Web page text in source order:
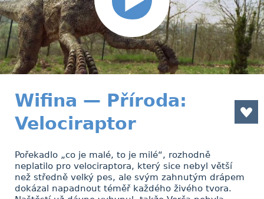
Wifina — Příroda:
Velociraptor
Pořekadlo „co je malé, to je milé“, rozhodně
neplatilo pro velociraptora, který sice nebyl větší
než středně velký pes, ale svým zahnutým drápem
dokázal napadnout téměř každého živého tvora.